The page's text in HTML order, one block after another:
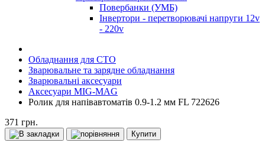
Повербанки (УМБ)
Інвертори - перетворювачі напруги 12v
- 220v
Обладнання для СТО
Зварювальне та зарядне обладнання
Зварювальні аксесуари
Аксесуари MIG-MAG
Ролик для напівавтоматів 0.9-1.2 мм FL 722626
371 грн.
Купити